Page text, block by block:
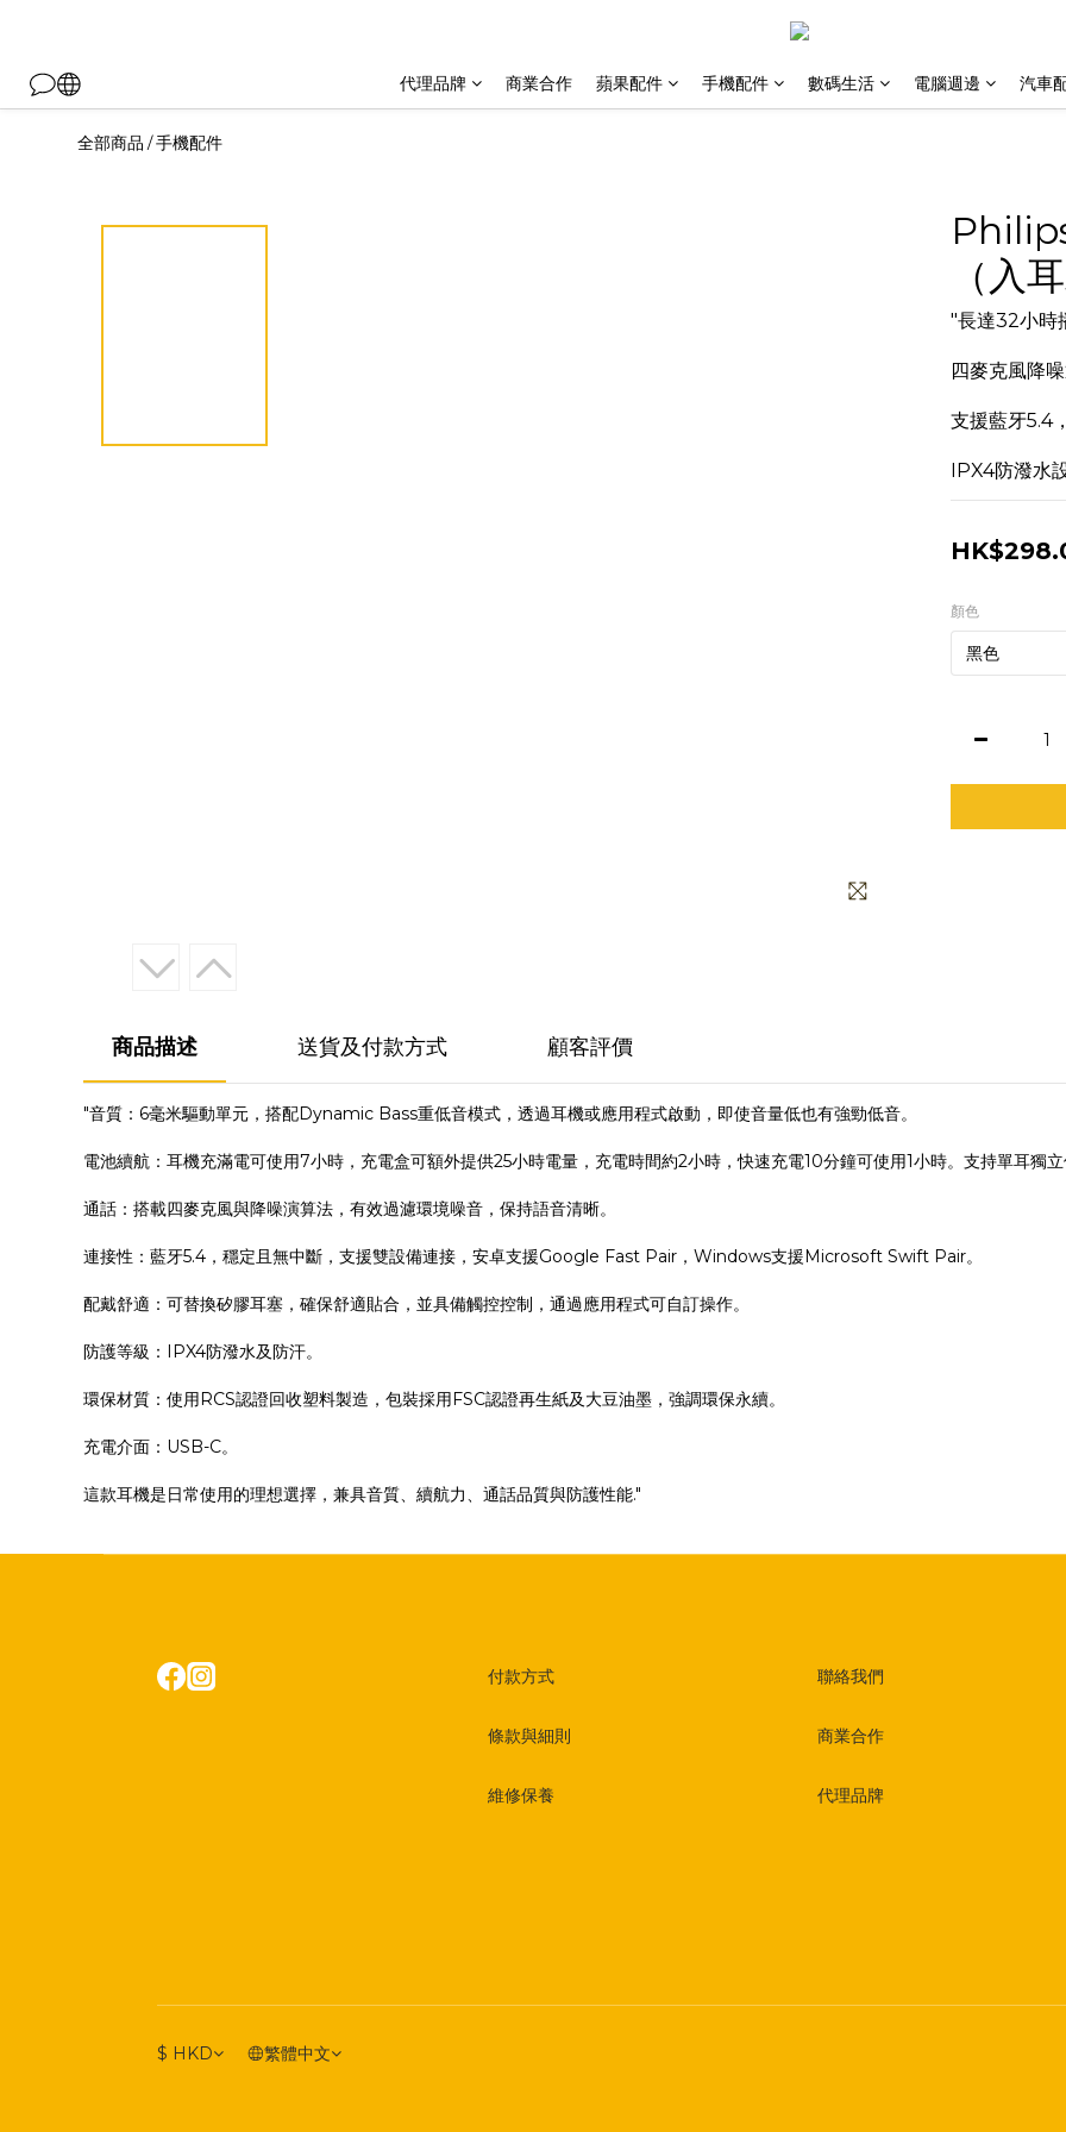
代理品牌 商業合作 蘋果配件 手機配件 數碼生活 電腦週邊 汽車
全部商品 /手機配件
（入
"長達32小時
四麥克風降
支援藍牙5.4
IPX4防潑水
顏色
商品描述 送貨及付款方式 顧客評價
"音質：6毫米驅動單元，搭配Dynamic Bass重低音模式，透過耳機或應用程式啟動，即使音量低也有強勁低音。
電池續航：耳機充滿電可使用7小時，充電盒可額外提供25小時電量，充電時間約2小時，快速充電10分鐘可使用1小時。支持單耳獨
通話：搭載四麥克風與降噪演算法，有效過濾環境噪音，保持語音清晰。
連接性：藍牙5.4，穩定且無中斷，支援雙設備連接，安卓支援Google Fast Pair，Windows支援Microsoft Swift Pair。
配戴舒適：可替換矽膠耳塞，確保舒適貼合，並具備觸控控制，通過應用程式可自訂操作。
防護等級：IPX4防潑水及防汗。
環保材質：使用RCS認證回收塑料製造，包裝採用FSC認證再生紙及大豆油墨，強調環保永續。
充電介面：USB-C。
這款耳機是日常使用的理想選擇，兼具音質、續航力、通話品質與防護性能."
付款方式
條款與細則
維修保養
聯絡我們
商業合作
代理品牌
$ HKD 繁體中文